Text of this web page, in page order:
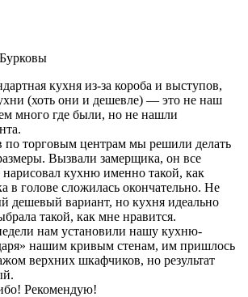
кухня из-за короба и выступов,
(хоть они и дешевле) — это не наш
много где были, но не нашли
по торговым центрам мы решили делать
Вызвали замерщика, он все
кухню именно такой, как
в голове сложилась окончательно. Не
дешевый вариант, но кухня идеально
такой, как мне нравится.
нам установили нашу кухню-
нашим кривым стенам, им пришлось
верхних шкафчиков, но результат
Рекомендую!